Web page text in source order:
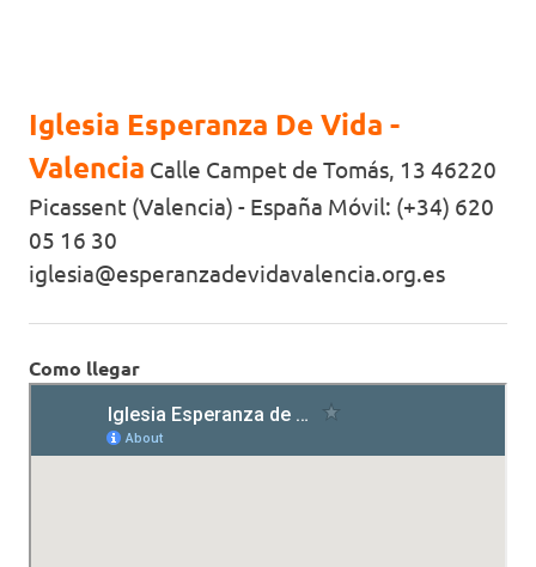
Iglesia Esperanza De Vida -
Valencia Calle Campet de Tomás, 13 46220
Picassent (Valencia) - España Móvil: (+34) 620
05 16 30
iglesia@esperanzadevidavalencia.org.es
Como llegar